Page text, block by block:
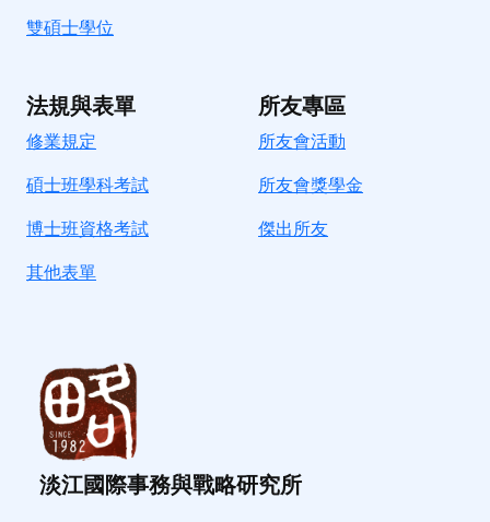
雙碩士學位
法規與表單
修業規定
碩士班學科考試
博士班資格考試
其他表單
所友專區
所友會活動
所友會獎學金
傑出所友
淡江國際事務與戰略研究所